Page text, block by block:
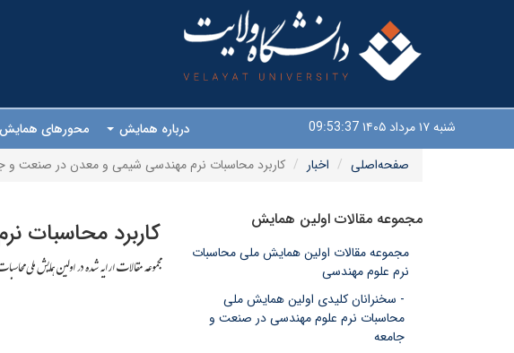
شنبه ۱۷ مرداد ۱۴۰۵ 09:53:38 درباره همایش محورهای همایش
صفحه‌اصلی
اخبار کاربرد محاسبات نرم مهندسی شیمی و معدن در صنعت و
کاربرد محاسبات
مجموعه مقالات ارایه شده در اولین همایش ملی محاسبات
مجموعه مقالات اولین همایش
مجموعه مقالات اولین همایش ملی محاسبات
نرم علوم مهندسی
- سخنرانان کلیدی اولین همایش ملی
محاسبات نرم علوم مهندسی در صنعت و
جامعه